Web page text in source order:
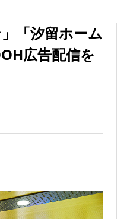
「汐留ホーム
広告配信を